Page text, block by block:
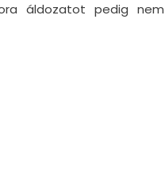
áldozatot pedig nem